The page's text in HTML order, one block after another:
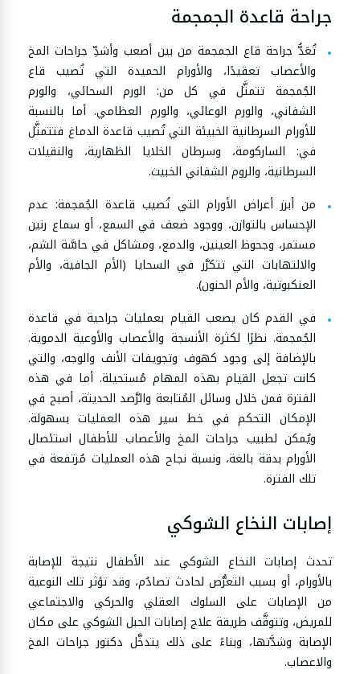
جراحة قاعدة الجمجمة
تُعَدُّ جراحة قاع الجمجمة من بين أصعب وأشدِّ جراحات المخ
والأعصاب تعقيدًا، والأورام الحميدة التي تُصيب قاع
الجُمجمة تتمثَّل في كل من: الورم السحائي، والورم
الشفاني، والورم الوعائي، والورم العظامي. أما بالنسبة
للأورام السرطانية الخبيئة التي تُصيب قاعدة الدماغ فتتمثَّل
في: الساركومة، وسرطان الخلايا الظهارية، والنقيلات
السرطانية، والروم الشفاني الخبيث.
من أبرز أعراض الأورام التي تُصيب قاعدة الجُمجمة: عدم
الإحساس بالتوازن، ووجود ضعف في السمع، أو سماع رنين
مستمر، وجحوظ العينين، والدمع، ومشاكل في حاسَّة الشم،
والالتهابات التي تتكرَّر في السحايا (الأم الجافية، والأم
العنكبوتية، والأم الحنون).
في القدم كان يصعب القيام بعمليات جراحية في قاعدة
الجُمجمة. نظرًا لكثرة الأنسجة والأعصاب والأوعية الدموية.
بالإضافة إلى وجود كهوف وتجويفات الأنف والوجه، والتي
كانت تجعل القيام بهذه المهام مُستحيلة. أما في هذه
الفترة فمن خلال وسائل المُتابعة والرَّصد الحديثة، أصبح في
الإمكان التحكم في خط سير هذه العمليات بسهولة.
ويُمكن لطبيب جراحات المخ والأعصاب للأطفال استئصال
الأورام بدقة بالغة، ونسبة نجاح هذه العمليات مُرتفعة في
تلك الفترة.
إصابات النخاع الشوكي
تحدث إصابات النخاع الشوكي عند الأطفال نتيجة للإصابة
بالأورام، أو بسبب التعرُّض لحادث تصادُم، وقد تؤثر تلك النوعية
من الإصابات على السلوك العقلي والحركي والاجتماعي
للمريض، وتتوقَّف طريقة علاج إصابات الحبل الشوكي على مكان
الإصابة وشدَّتها، وبناءً على ذلك يتدخَّل دكتور جراحات المخ
والاعصاب.